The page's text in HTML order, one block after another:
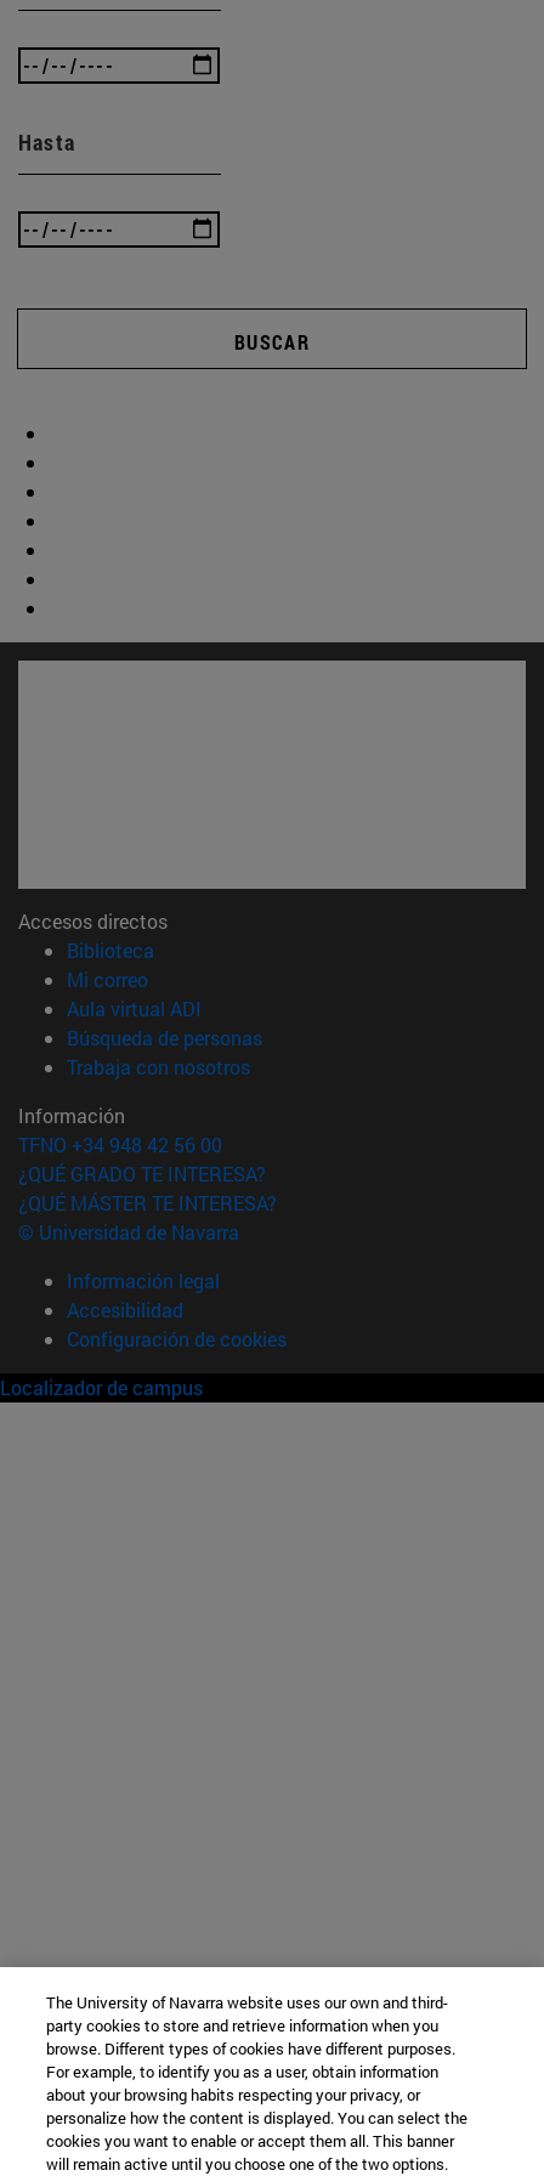
Hasta
BUSCAR
Accesos directos
Biblioteca
Mi correo(abre en nueva ventana)
Aula virtual ADI
Búsqueda de personas(abre en nueva ventana)
Trabaja con nosotros(abre en nueva ventana)
Información
TFNO +34 948 42 56 00
¿QUÉ GRADO TE INTERESA?
¿QUÉ MÁSTER TE INTERESA?
© Universidad de Navarra
Información legal
Accesibilidad
Configuración de cookies
Localizador de campus
The University of Navarra website uses our own and third-
party cookies to store and retrieve information when you
browse. Different types of cookies have different purposes.
For example, to identify you as a user, obtain information
about your browsing habits respecting your privacy, or
personalize how the content is displayed. You can select the
cookies you want to enable or accept them all. This banner
will remain active until you choose one of the two options.